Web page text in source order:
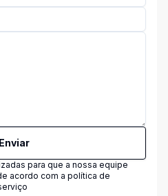
Enviar
para que a nossa equipe
acordo com a política de